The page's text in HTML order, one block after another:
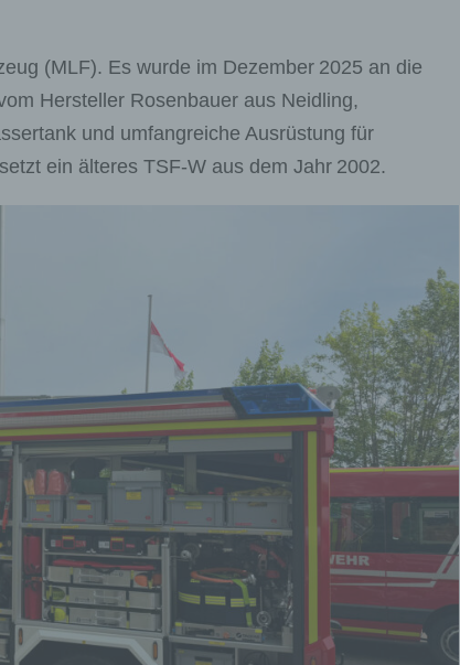
(MLF). Es wurde im Dezember 2025 an die
Hersteller Rosenbauer aus Neidling,
und umfangreiche Ausrüstung für
ein älteres TSF‑W aus dem Jahr 2002.